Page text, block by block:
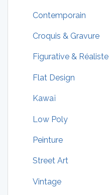
Contemporain
Croquis & Gravure
Figurative & Réaliste
Flat Design
Kawaï
Low Poly
Peinture
Street Art
Vintage